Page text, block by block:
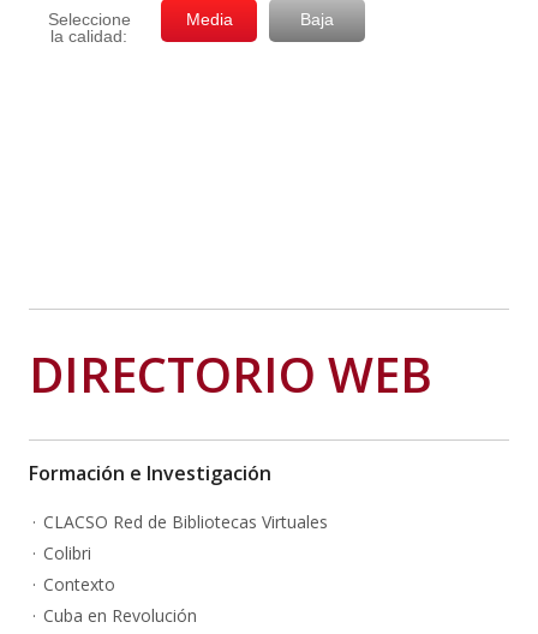
DIRECTORIO WEB
Formación e Investigación
CLACSO Red de Bibliotecas Virtuales
Colibri
Contexto
Cuba en Revolución